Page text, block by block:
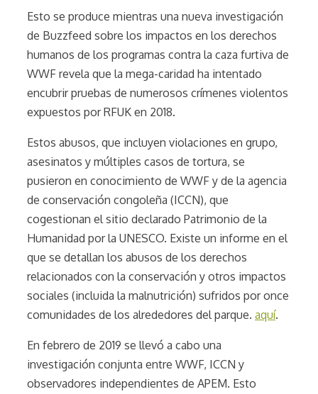
Esto se produce mientras una nueva investigación
de Buzzfeed sobre los impactos en los derechos
humanos de los programas contra la caza furtiva de
WWF revela que la mega-caridad ha intentado
encubrir pruebas de numerosos crímenes violentos
expuestos por RFUK en 2018.
Estos abusos, que incluyen violaciones en grupo,
asesinatos y múltiples casos de tortura, se
pusieron en conocimiento de WWF y de la agencia
de conservación congoleña (ICCN), que
cogestionan el sitio declarado Patrimonio de la
Humanidad por la UNESCO. Existe un informe en el
que se detallan los abusos de los derechos
relacionados con la conservación y otros impactos
sociales (incluida la malnutrición) sufridos por once
comunidades de los alrededores del parque. aquí.
En febrero de 2019 se llevó a cabo una
investigación conjunta entre WWF, ICCN y
observadores independientes de APEM. Esto